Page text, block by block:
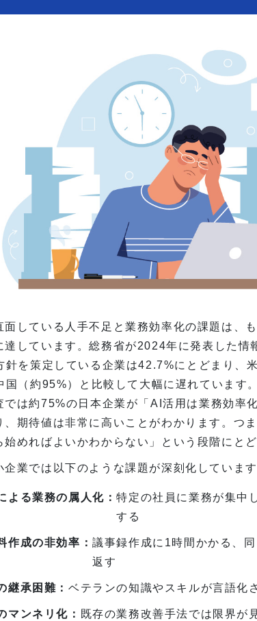
面している人手不足と業務効率化の課題は、
達しています。総務省が2024年に発表した情
針を策定している企業は42.7%にとどまり、
国（約95%）と比較して大幅に遅れています。
では約75%の日本企業が「AI活用は業務効率
、期待値は非常に高いことがわかります。つ
始めればよいかわからない」という段階にと
業では以下のような課題が深刻化しています
よる業務の属人化：特定の社員に業務が集中
する
作成の非効率：議事録作成に1時間かかる、
返す
継承困難： ベテランの知識やスキルが言語化
マンネリ化： 既存の業務改善手法では限界が